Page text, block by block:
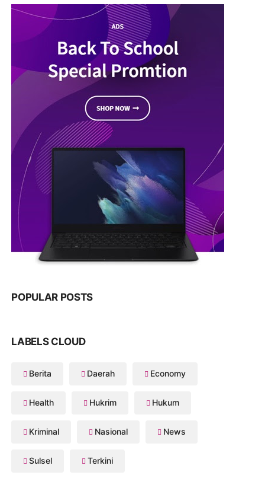
POPULAR POSTS
LABELS CLOUD
Berita Daerah Economy
Health Hukrim Hukum
Kriminal Nasional News
Sulsel Terkini